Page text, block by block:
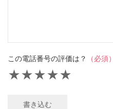
この電話番号の評価は？ （必須）
★
★
★
★
★
書き込む